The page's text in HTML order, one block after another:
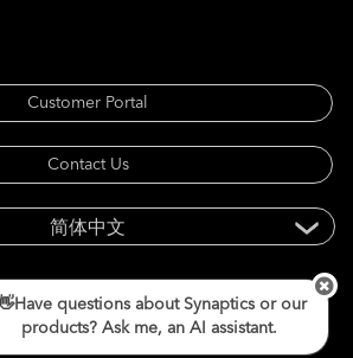
Customer Portal
Contact Us
版权所有。
questions about Synaptics or our
products? Ask me, an AI assistant.